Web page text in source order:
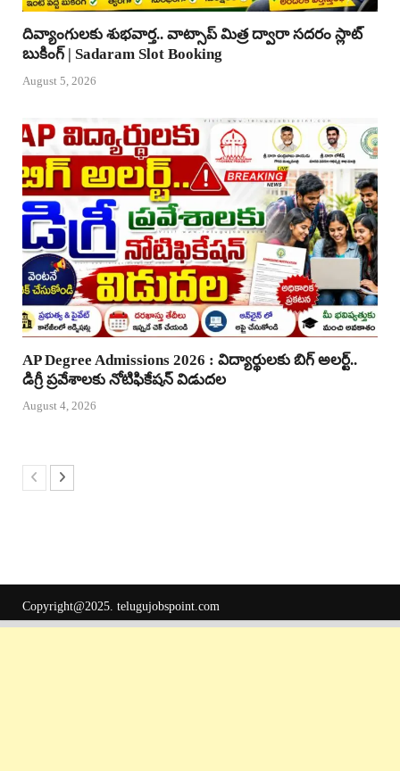
దివ్యాంగులకు శుభవార్త.. వాట్సాప్ మిత్ర ద్వారా సదరం స్లాట్
బుకింగ్ | Sadaram Slot Booking
August 5, 2026
AP Degree Admissions 2026 : విద్యార్థులకు బిగ్ అలర్ట్..
డిగ్రీ ప్రవేశాలకు నోటిఫికేషన్ విడుదల
August 4, 2026
Copyright@2025. telugujobspoint.com